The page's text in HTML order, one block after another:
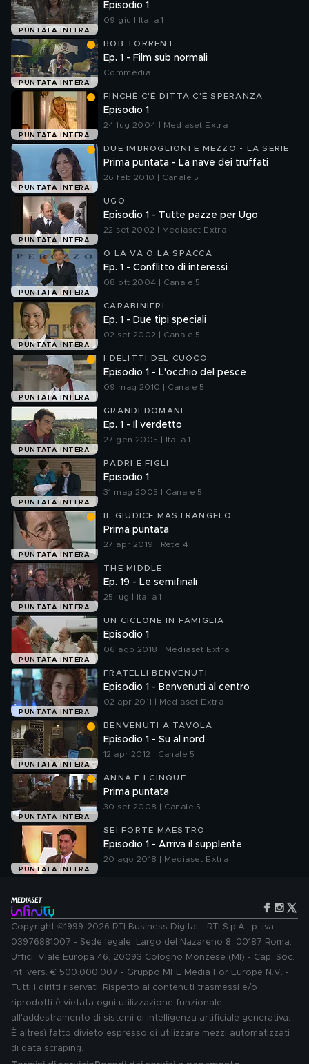
PUNTATA INTERA
Episodio 1
09 giu | Italia 1
PUNTATA INTERA
BOB TORRENT
Ep. 1 - Film sub normali
Commedia
PUNTATA INTERA
FINCHÈ C'È DITTA C'È SPERANZA
Episodio 1
24 lug 2004 | Mediaset Extra
PUNTATA INTERA
DUE IMBROGLIONI E MEZZO - LA SERIE
Prima puntata - La nave dei truffati
26 feb 2010 | Canale 5
PUNTATA INTERA
UGO
Episodio 1 - Tutte pazze per Ugo
22 set 2002 | Mediaset Extra
PUNTATA INTERA
O LA VA O LA SPACCA
Ep. 1 - Conflitto di interessi
08 ott 2004 | Canale 5
PUNTATA INTERA
CARABINIERI
Ep. 1 - Due tipi speciali
02 set 2002 | Canale 5
PUNTATA INTERA
I DELITTI DEL CUOCO
Episodio 1 - L'occhio del pesce
09 mag 2010 | Canale 5
PUNTATA INTERA
GRANDI DOMANI
Ep. 1 - Il verdetto
27 gen 2005 | Italia 1
PUNTATA INTERA
PADRI E FIGLI
Episodio 1
31 mag 2005 | Canale 5
PUNTATA INTERA
IL GIUDICE MASTRANGELO
Prima puntata
27 apr 2019 | Rete 4
PUNTATA INTERA
THE MIDDLE
Ep. 19 - Le semifinali
25 lug | Italia 1
PUNTATA INTERA
UN CICLONE IN FAMIGLIA
Episodio 1
06 ago 2018 | Mediaset Extra
PUNTATA INTERA
FRATELLI BENVENUTI
Episodio 1 - Benvenuti al centro
02 apr 2011 | Mediaset Extra
PUNTATA INTERA
BENVENUTI A TAVOLA
Episodio 1 - Su al nord
12 apr 2012 | Canale 5
PUNTATA INTERA
ANNA E I CINQUE
Prima puntata
30 set 2008 | Canale 5
PUNTATA INTERA
SEI FORTE MAESTRO
Episodio 1 - Arriva il supplente
20 ago 2018 | Mediaset Extra
Copyright ©1999-2026 RTI Business Digital - RTI S.p.A.: p. iva
03976881007 - Sede legale: Largo del Nazareno 8, 00187 Roma.
Uffici: Viale Europa 46, 20093 Cologno Monzese (MI) - Cap. Soc.
int. vers. € 500.000.007 - Gruppo MFE Media For Europe N.V. -
Tutti i diritti riservati. Rispetto ai contenuti trasmessi e/o
riprodotti è vietata ogni utilizzazione funzionale
all'addestramento di sistemi di intelligenza artificiale generativa.
È altresì fatto divieto espresso di utilizzare mezzi automatizzati
di data scraping.